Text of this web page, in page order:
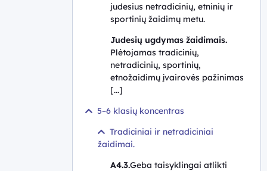
judesius netradicinių, etninių ir
sportinių žaidimų metu.
Judesių ugdymas žaidimais.
Plėtojamas tradicinių,
netradicinių, sportinių,
etnožaidimų įvairovės pažinimas
[...]
5–6 klasių koncentras
Tradiciniai ir netradiciniai
žaidimai.
A4.3.Geba taisyklingai atlikti